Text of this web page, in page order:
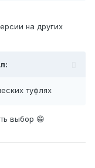
(мыло /
и пена для
душа -
на других
туфлях
выбор 😁